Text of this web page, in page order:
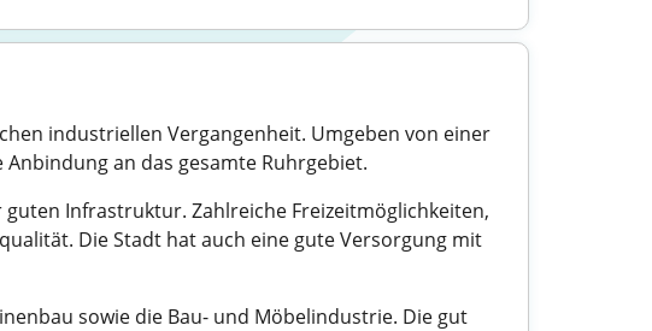
industriellen Vergangenheit. Umgeben von einer
an das gesamte Ruhrgebiet.
Infrastruktur. Zahlreiche Freizeitmöglichkeiten,
Die Stadt hat auch eine gute Versorgung mit
sowie die Bau- und Möbelindustrie. Die gut